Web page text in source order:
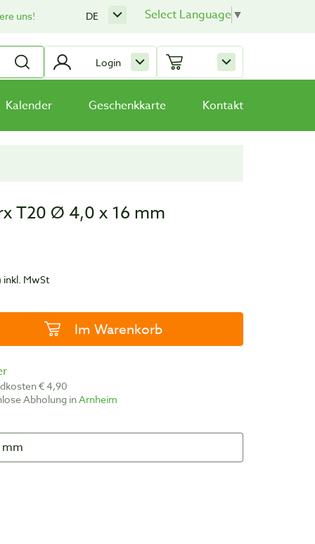
uns! Select Language▼
DE
Login
Kalender Geschenkkarte Kontakt
T20 Ø 4,0 x 16 mm
inkl. MwSt
Im Warenkorb
€ 4,90
Abholung inArnheim